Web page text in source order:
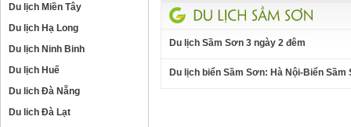
Du lịch Miền Tây
Du lịch Hạ Long
Du lịch Ninh Binh
Du lịch Huế
Du lich Đà Nẵng
Du lich Đà Lạt
Du lịch Sầm Sơn 3 ngày 2 đêm
Du lịch biển Sầm Sơn: Hà Nội-Biển Sầm